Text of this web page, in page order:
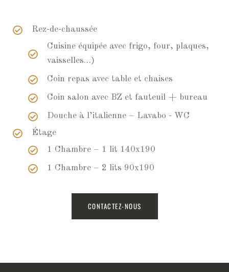
Rez-de-chaussée
Cuisine équipée avec frigo, four, plaques,
vaisselles…)
Coin repas avec table et chaises
Coin salon avec BZ et fauteuil + bureau
Douche à l’italienne – Lavabo - WC
Étage
1 Chambre – 1 lit 140x190
1 Chambre – 2 lits 90x190
CONTACTEZ-NOUS